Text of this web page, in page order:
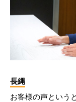
長縄
お客様の声という